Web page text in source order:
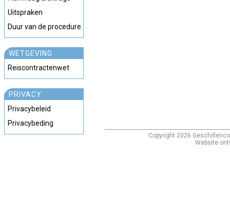
Uitspraken
Duur van de procedure
WETGEVING
Reiscontractenwet
PRIVACY
Privacybeleid
Privacybeding
Copyright 2026
Website